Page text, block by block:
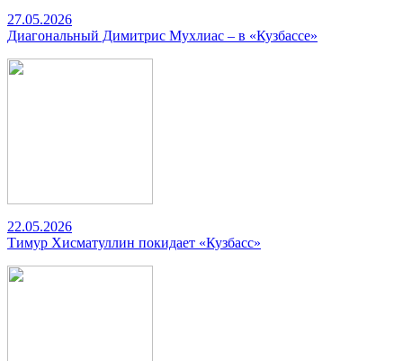
27.05.2026
Диагональный Димитрис Мухлиас – в «Кузбассе»
22.05.2026
Тимур Хисматуллин покидает «Кузбасс»